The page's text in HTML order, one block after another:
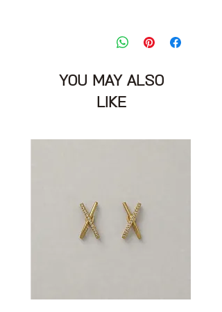
מידה מצויינת: XS
הרכב בד: 71% פוליאמיד 29% אלסטן
DNA Zone
YOU MAY ALSO
LIKE